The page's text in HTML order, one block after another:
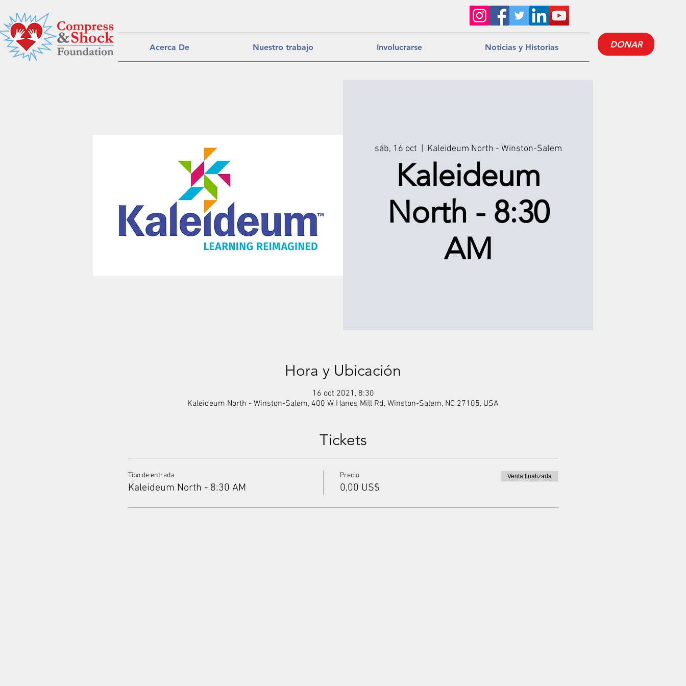
Acerca De Nuestro trabajo Involucrarse Noticias y Historias DONAR
sáb, 16 oct Kaleideum North - Winston-Salem
Kaleideum
North - 8:30
AM
Hora y Ubicación
16 oct 2021, 8:30
Kaleideum North - Winston-Salem, 400 W Hanes Mill Rd, Winston-Salem, NC 27105, USA
Tickets
Tipo de entrada
Kaleideum North - 8:30 AM
Precio
0,00 US$
Venta finalizada